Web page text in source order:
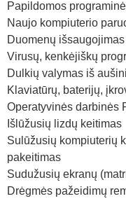
Papildomos
Naujo kompiuterio
Duomenų
Virusų, kenkėjiškų
Dulkių valymas iš
Klaviatūrų, baterijų,
Operatyvinės darbinės
Išlūžusių lizdų keitimas
Sulūžusių kompiuterių
pakeitimas
Sudužusių ekranų
Drėgmės pažeidimų